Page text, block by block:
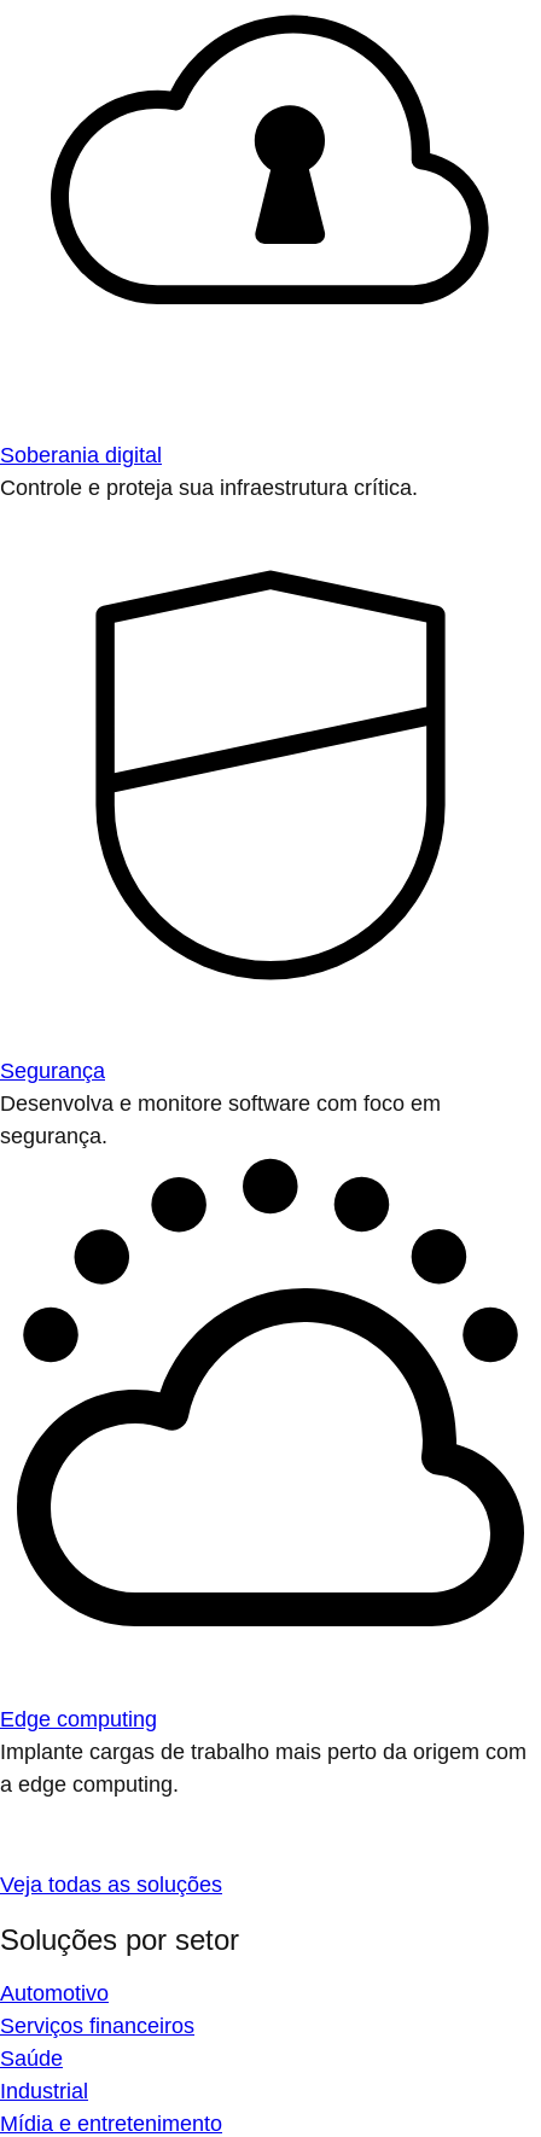
Soberania digital
Controle e proteja sua infraestrutura crítica.
Segurança
Desenvolva e monitore software com foco em
segurança.
Edge computing
Implante cargas de trabalho mais perto da origem com
a edge computing.
Veja todas as soluções
Soluções por setor
Automotivo
Serviços financeiros
Saúde
Industrial
Mídia e entretenimento